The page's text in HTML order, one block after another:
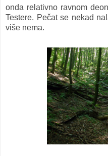
onda relativno ravnom
Testere. Pečat se nekad
više nema.